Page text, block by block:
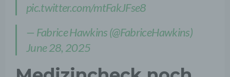
pic.twitter.com/mtFakJFse8
— Fabrice Hawkins (@FabriceHawkins)
June 28, 2025